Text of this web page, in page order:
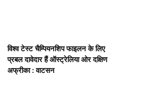
विश्व टेस्ट चैम्पियनशिप फाइलन के लिए
प्रबल दावेदार हैं ऑस्ट्रेलिया ओर दक्षिण
अफ्रीका : वाटसन